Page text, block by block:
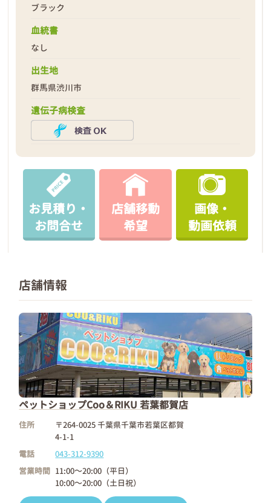
ブラック
血統書
なし
出生地
群馬県渋川市
遺伝子病検査
お見積り・
お問合せ
店舗移動
希望
画像・
動画依頼
店舗情報
ペットショップCoo＆RIKU 若葉都賀店
住所
〒264-0025 千葉県千葉市若葉区都賀
4-1-1
電話
043-312-9390
営業時間 11:00～20:00（平日）
10:00～20:00（土日祝）